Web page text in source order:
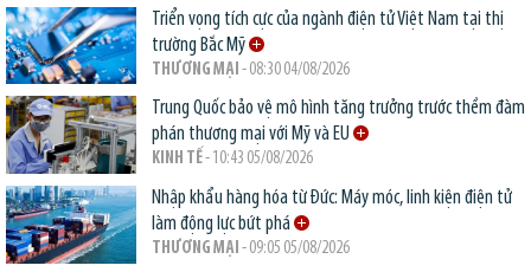
Triển vọng tích cực của ngành điện tử Việt Nam tại thị
trường Bắc Mỹ
THƯƠNG MẠI - 08:30 04/08/2026
Trung Quốc bảo vệ mô hình tăng trưởng trước thềm đàm
phán thương mại với Mỹ và EU
KINH TẾ- 10:43 05/08/2026
Nhập khẩu hàng hóa từ Đức: Máy móc, linh kiện điện tử
làm động lực bứt phá
THƯƠNG MẠI - 09:05 05/08/2026